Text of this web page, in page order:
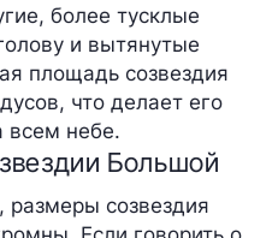
более тусклые
и вытянутые
площадь созвездия
что делает его
всем небе.
Большой
созвездия